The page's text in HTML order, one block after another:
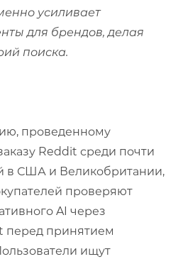
усиливает
для брендов, делая
поиска.
проведенному
Reddit среди почти
в США и Великобритании,
проверяют
AI через
перед принятием
ищут